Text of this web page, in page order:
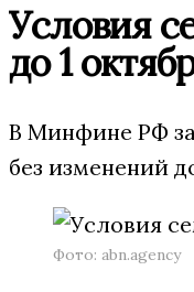
Условия
до 1
В Минфине РФ
без изменений
Фото: abn.agency